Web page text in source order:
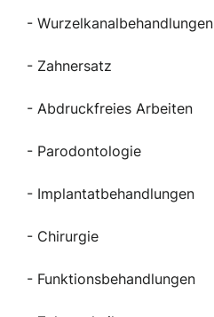
- Wurzelkanalbehandlungen
- Zahnersatz
- Abdruckfreies Arbeiten
- Parodontologie
- Implantatbehandlungen
- Chirurgie
- Funktionsbehandlungen